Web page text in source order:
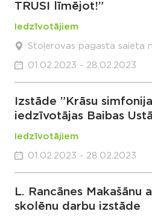
TRUSI līmējot!”
Iedzīvotājiem
Stoļerovas pagasta saieta
01.02.2023 - 28.02.2023
Izstāde ”Krāsu
iedzīvotājas Baibas
Iedzīvotājiem
01.02.2023 - 28.02.2023
L. Rancānes Makašānu
skolēnu darbu izstāde